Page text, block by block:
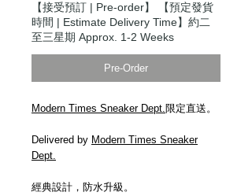
【接受預訂 | Pre-order】 【預定發貨
時間 | Estimate Delivery Time】約二
至三星期 Approx. 1-2 Weeks
Pre-Order
Modern Times Sneaker Dept.限定直送。
Delivered by Modern Times Sneaker
Dept.
經典設計，防水升級。